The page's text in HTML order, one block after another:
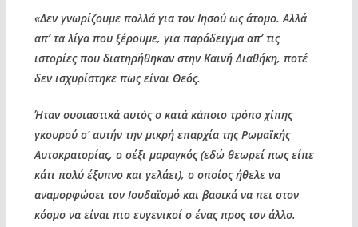
«Δεν γνωρίζουμε πολλά για τον Ιησού ως άτομο. Αλλά
απ’ τα λίγα που ξέρουμε, για παράδειγμα απ’ τις
ιστορίες που διατηρήθηκαν στην Καινή Διαθήκη, ποτέ
δεν ισχυρίστηκε πως είναι Θεός.
Ήταν ουσιαστικά αυτός ο κατά κάποιο τρόπο χίπης
γκουρού σ’ αυτήν την μικρή επαρχία της Ρωμαϊκής
Αυτοκρατορίας, ο σέξι μαραγκός (εδώ θεωρεί πως είπε
κάτι πολύ έξυπνο και γελάει), ο οποίος ήθελε να
αναμορφώσει τον Ιουδαϊσμό και βασικά να πει στον
κόσμο να είναι πιο ευγενικοί ο ένας προς τον άλλο.